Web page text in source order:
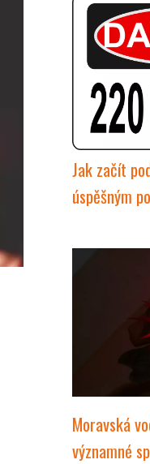
Jak začít
úspěšným
Moravská
významné